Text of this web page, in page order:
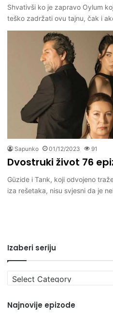
Shvativši ko je zapravo Oylum
teško zadržati ovu tajnu, čak i
Sapunko 01/12/2023 91
Dvostruki život 76
Güzide i Tarık, koji odvojeno
iza rešetaka, nisu svjesni da je
Izaberi seriju
Izaberi
seriju
Najnovije epizode